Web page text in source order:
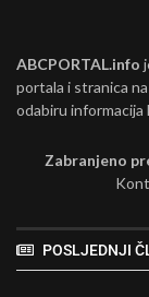
ABCPORTAL.info
portala i stranica
odabiru informacija
Zabranjeno
POSLJEDNJI